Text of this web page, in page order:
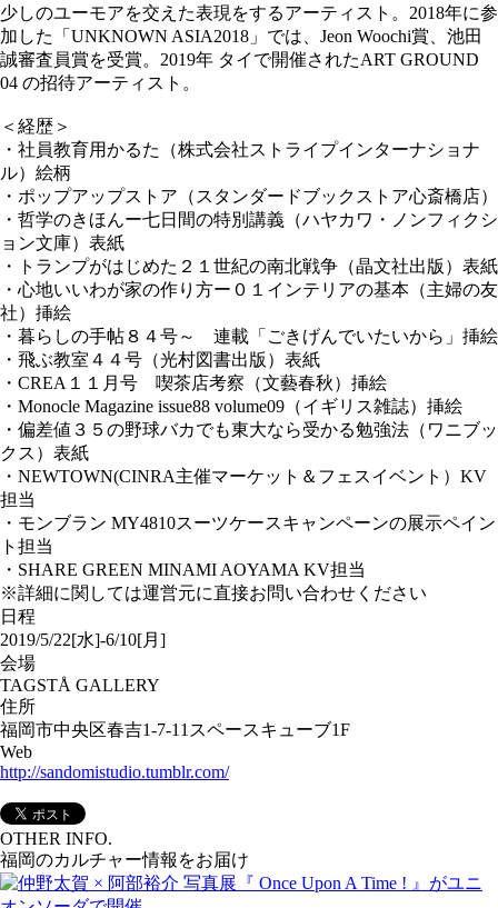
少しのユーモアを交えた表現をするアーティスト。2018年に参
加した「UNKNOWN ASIA2018」では、Jeon Woochi賞、池田
誠審査員賞を受賞。2019年 タイで開催されたART GROUND
04 の招待アーティスト。
＜経歴＞
・社員教育用かるた（株式会社ストライプインターナショナ
ル）絵柄
・ポップアップストア（スタンダードブックストア心斎橋店）
・哲学のきほんー七日間の特別講義（ハヤカワ・ノンフィクシ
ョン文庫）表紙
・トランプがはじめた２１世紀の南北戦争（晶文社出版）表紙
・心地いいわが家の作り方ー０１インテリアの基本（主婦の友
社）挿絵
・暮らしの手帖８４号～ 連載「ごきげんでいたいから」挿絵
・飛ぶ教室４４号（光村図書出版）表紙
・CREA１１月号 喫茶店考察（文藝春秋）挿絵
・Monocle Magazine issue88 volume09（イギリス雑誌）挿絵
・偏差値３５の野球バカでも東大なら受かる勉強法（ワニブッ
クス）表紙
・NEWTOWN(CINRA主催マーケット＆フェスイベント）KV
担当
・モンブラン MY4810スーツケースキャンペーンの展示ペイン
ト担当
・SHARE GREEN MINAMI AOYAMA KV担当
※詳細に関しては運営元に直接お問い合わせください
日程
2019/5/22[水]-6/10[月]
会場
TAGSTÅ GALLERY
住所
福岡市中央区春吉1-7-11スペースキューブ1F
Web
http://sandomistudio.tumblr.com/
OTHER INFO.
福岡のカルチャー情報をお届け